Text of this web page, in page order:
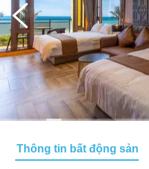
Thông tin bất động sản